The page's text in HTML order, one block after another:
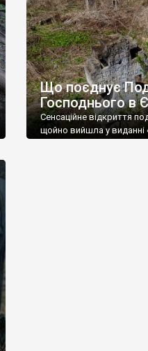
Що поєднує
Господнього в
Сенсаційне відкриття
щойно вийшла у виданні